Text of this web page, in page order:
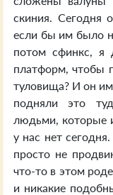
скиния. Сегодня
если бы им было
потом сфинкс, я
платформ, чтобы
туловища? И он
подняли это
людьми, которые
у нас нет
просто не
что-то в этом
и никакие